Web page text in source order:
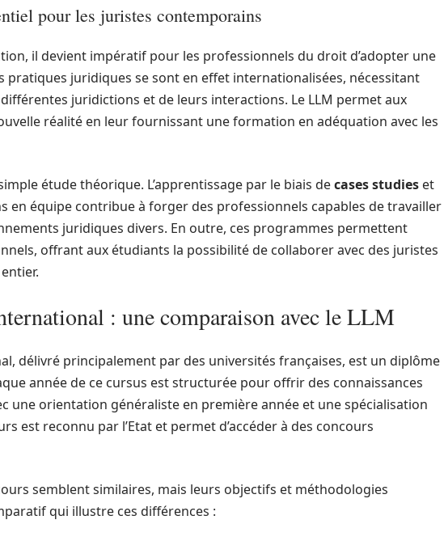
pour les juristes contemporains
il devient impératif pour les professionnels du droit d’adopter une
pratiques juridiques se sont en effet internationalisées, nécessitant
juridictions et de leurs interactions. Le LLM permet aux
réalité en leur fournissant une formation en adéquation avec les
étude théorique. L’apprentissage par le biais decases studies et
en équipe contribue à forger des professionnels capables de travailler
juridiques divers. En outre, ces programmes permettent
offrant aux étudiants la possibilité de collaborer avec des juristes
: une comparaison avec le LLM
délivré principalement par des universités françaises, est un diplôme
année de ce cursus est structurée pour offrir des connaissances
une orientation généraliste en première année et une spécialisation
est reconnu par l’Etat et permet d’accéder à des concours
semblent similaires, mais leurs objectifs et méthodologies
qui illustre ces différences :